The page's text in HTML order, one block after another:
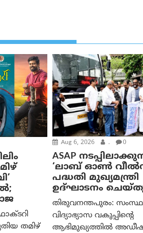
തമിഴ്
Aug 6, 2026 . 0
ASAP
‘ലാബ് ഓൺ
പദ്ധതി മുഖ്യമന്ത്രി
ഉദ്ഘാടനം
തിരുവനന്തപുരം:
വിദ്യാഭ്യാസ വകുപ്പിന്റെ
ആഭിമുഖ്യത്തിൽ